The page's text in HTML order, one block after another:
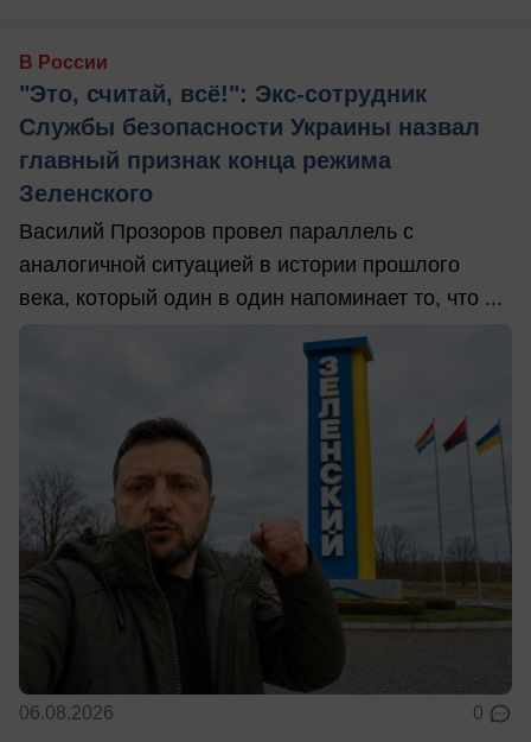
В России
"Это, считай, всё!": Экс-сотрудник
Службы безопасности Украины назвал
главный признак конца режима
Зеленского
Василий Прозоров провел параллель с
аналогичной ситуацией в истории прошлого
века, который один в один напоминает то, что ...
06.08.2026 0